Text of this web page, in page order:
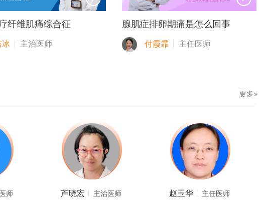
纤维肌痛综合征
冰 主治医师
腺肌症排卵期痛是怎么回事
付霞霏 主任医师
更多»
师
芦晓宏
主治医师
赵玉华
主任医师